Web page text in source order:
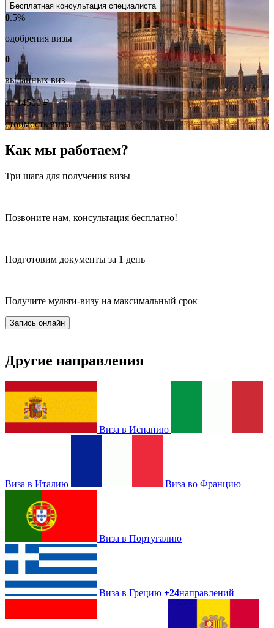
Бесплатная консультация специалиста
0.5%
одобрения визы
0
выданных виз
от14500₽
стоимость визы
Как мы работаем?
Три шага для получения визы
Позвоните нам, консультация бесплатно!
Подготовим документы за 1 день
Получите мульти-визу на максимальный срок
Запись онлайн
Другие направления
Виза в Испанию
Виза в Италию Виза во Францию
Виза в Португалию
Виза в Грецию +24направлений